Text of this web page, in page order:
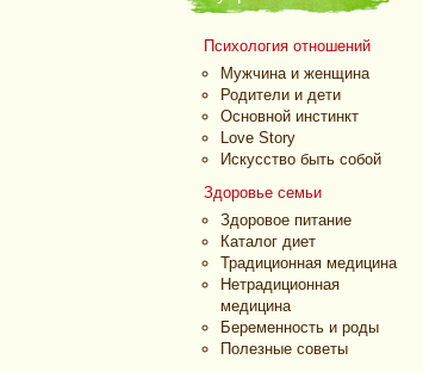
Психология отношений
Мужчина и женщина
Родители и дети
Основной инстинкт
Love Story
Искусство быть собой
Здоровье семьи
Здоровое питание
Каталог диет
Традиционная медицина
Нетрадиционная
медицина
Беременность и роды
Полезные советы